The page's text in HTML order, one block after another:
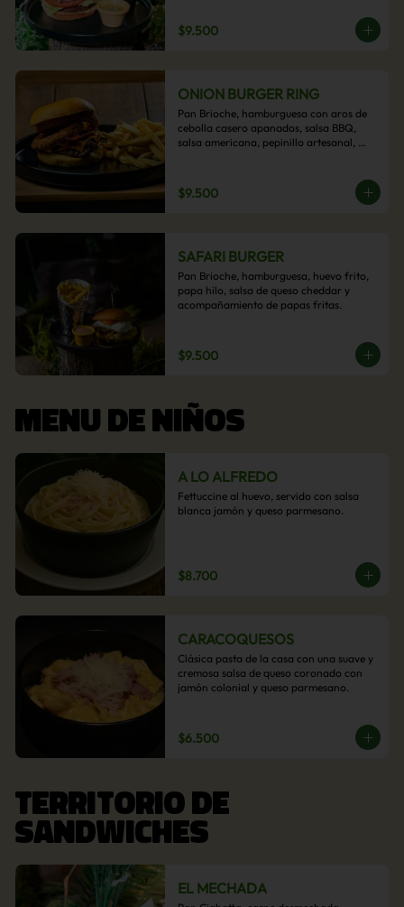
$9.500
ONION BURGER RING
Pan Brioche, hamburguesa con aros de
cebolla casero apanados, salsa BBQ,
salsa americana, pepinillo artesanal,
papas fritas.
$9.500
SAFARI BURGER
Pan Brioche, hamburguesa, huevo frito,
papa hilo, salsa de queso cheddar y
acompañamiento de papas fritas.
$9.500
MENU DE NIÑOS
A LO ALFREDO
Fettuccine al huevo, servido con salsa
blanca jamón y queso parmesano.
$8.700
CARACOQUESOS
Clásica pasta de la casa con una suave y
cremosa salsa de queso coronado con
jamón colonial y queso parmesano.
$6.500
TERRITORIO DE
SANDWICHES
EL MECHADA